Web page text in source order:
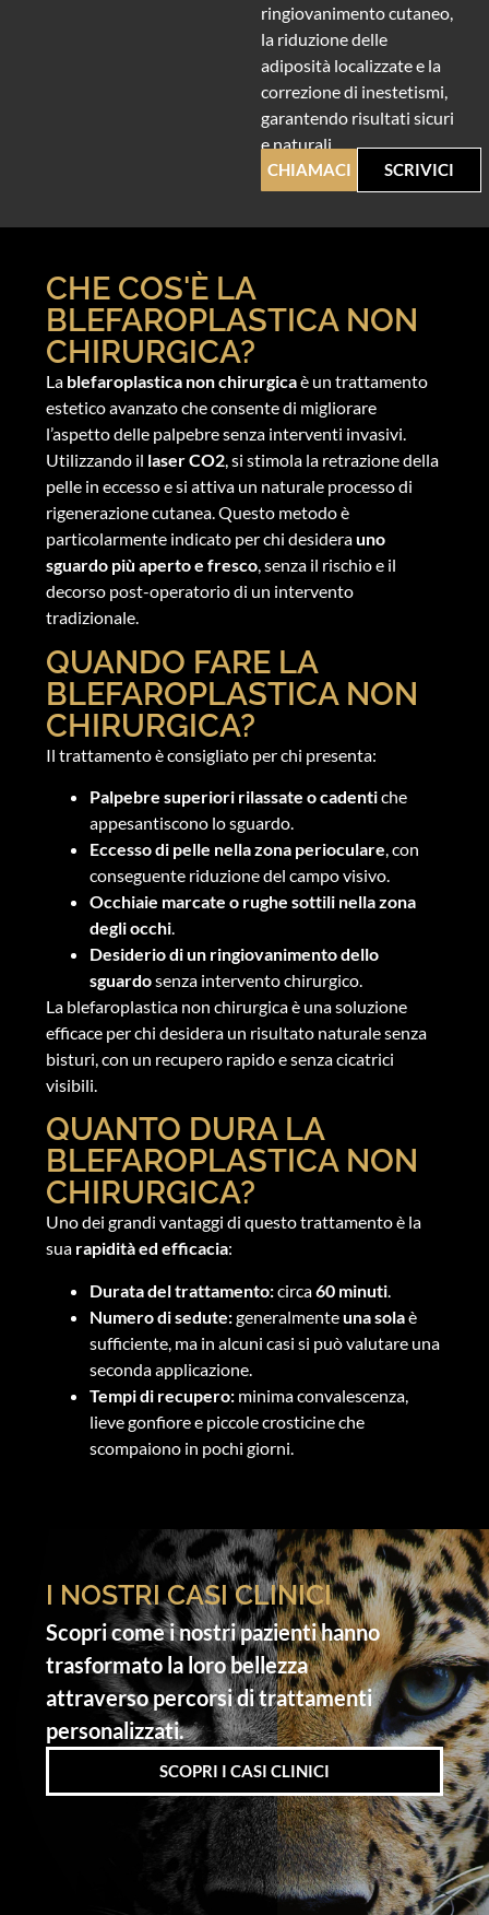
ringiovanimento cutaneo,
la riduzione delle
adiposità localizzate e la
correzione di inestetismi,
garantendo risultati sicuri
e naturali.
CHIAMACI SCRIVICI
CHE COS'È LA
BLEFAROPLASTICA NON
CHIRURGICA?
La blefaroplastica non chirurgicaè un trattamento
estetico avanzato che consente di migliorare
l’aspetto delle palpebre senza interventi invasivi.
Utilizzando il laser CO2, si stimola la retrazione della
pelle in eccesso e si attiva un naturale processo di
rigenerazione cutanea. Questo metodo è
particolarmente indicato per chi desiderauno
sguardo più aperto e fresco, senza il rischio e il
decorso post-operatorio di un intervento
tradizionale.
QUANDO FARE LA
BLEFAROPLASTICA NON
CHIRURGICA?
Il trattamento è consigliato per chi presenta:
Palpebre superiori rilassate o cadentiche
appesantiscono lo sguardo.
Eccesso di pelle nella zona perioculare, con
conseguente riduzione del campo visivo.
Occhiaie marcate o rughe sottili nella zona
degli occhi.
Desiderio di un ringiovanimento dello
sguardosenza intervento chirurgico.
La blefaroplastica non chirurgica è una soluzione
efficace per chi desidera un risultato naturale senza
bisturi, con un recupero rapido e senza cicatrici
visibili.
QUANTO DURA LA
BLEFAROPLASTICA NON
CHIRURGICA?
Uno dei grandi vantaggi di questo trattamento è la
sua rapidità ed efficacia:
Durata del trattamento:circa60 minuti.
Numero di sedute:generalmenteuna solaè
sufficiente, ma in alcuni casi si può valutare una
seconda applicazione.
Tempi di recupero: minima convalescenza,
lieve gonfiore e piccole crosticine che
scompaiono in pochi giorni.
I NOSTRI CASI CLINICI
Scopri come i nostri pazienti hanno
trasformato la loro bellezza
attraverso percorsi di trattamenti
personalizzati.
SCOPRI I CASI CLINICI